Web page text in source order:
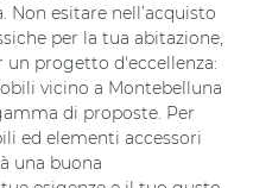
Non esitare nell’acquisto
per la tua abitazione,
progetto d'eccellenza:
vicino a Montebelluna
di proposte. Per
ed elementi accessori
una buona